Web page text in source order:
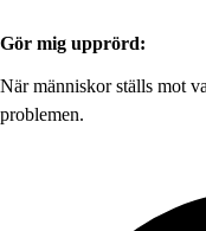
Gör mig upprörd:
När människor ställs mot
problemen.